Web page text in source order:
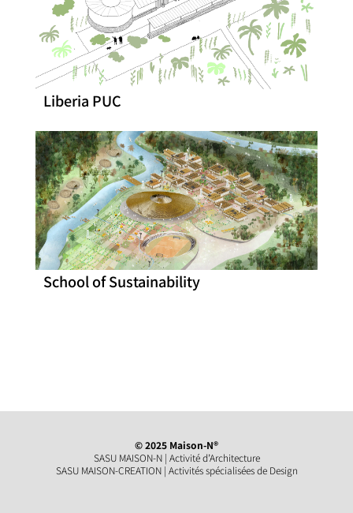
Liberia PUC
School of Sustainability
© 2025 Maison-N®
SASU MAISON-N | Activité d’Architecture
SASU MAISON-CREATION | Activités spécialisées de Design